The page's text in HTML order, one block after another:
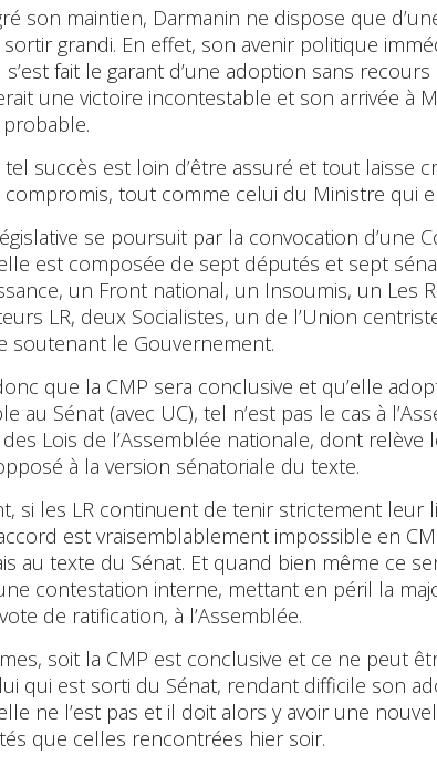
son maintien, Darmanin ne dispose que
grandi. En effet, son avenir politique
fait le garant d’une adoption sans recours
une victoire incontestable et son arrivée à
succès est loin d’être assuré et tout laisse
tout comme celui du Ministre qui
se poursuit par la convocation d’une
est composée de sept députés et sept
un Front national, un Insoumis, un Les
LR, deux Socialistes, un de l’Union
soutenant le Gouvernement.
que la CMP sera conclusive et qu’elle
au Sénat (avec UC), tel n’est pas le cas à
Lois de l’Assemblée nationale, dont
à la version sénatoriale du texte.
si les LR continuent de tenir strictement leur
est vraisemblablement impossible en
au texte du Sénat. Et quand bien même ce
contestation interne, mettant en péril la
de ratification, à l’Assemblée.
soit la CMP est conclusive et ce ne peut
qui est sorti du Sénat, rendant difficile son
ne l’est pas et il doit alors y avoir une
que celles rencontrées hier soir.